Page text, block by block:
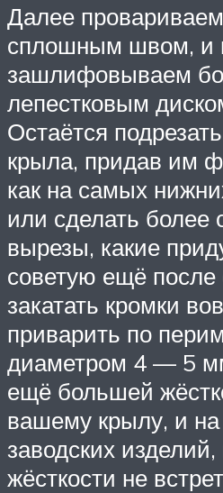
Далее
сплошным швом, и
зашлифовываем
лепестковым
Остаётся
крыла, придав им
как на самых
или сделать более
вырезы, какие
советую ещё после
закатать кромки
приварить по
диаметром 4 — 5
ещё большей
вашему крылу, и
заводских
жёсткости не